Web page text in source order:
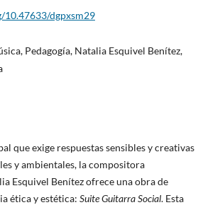
10.47633/dgpxsm29
Pedagogía, Natalia Esquivel Benítez,
que exige respuestas sensibles y creativas
y ambientales, la compositora
Esquivel Benítez ofrece una obra de
ética y estética: Suite Guitarra Social. Esta